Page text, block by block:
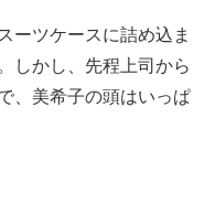
ーツケースに詰め込ま
しかし、先程上司から
、美希子の頭はいっぱ